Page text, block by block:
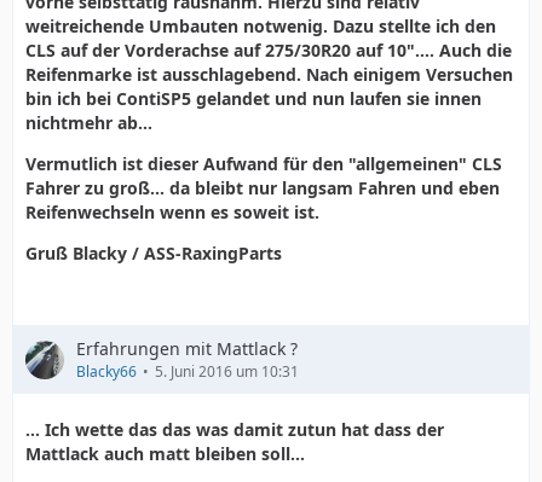
weitreichende Umbauten notwenig. Dazu stellte ich den
CLS auf der Vorderachse auf 275/30R20 auf 10".... Auch die
Reifenmarke ist ausschlagebend. Nach einigem Versuchen
bin ich bei ContiSP5 gelandet und nun laufen sie innen
nichtmehr ab...
Vermutlich ist dieser Aufwand für den "allgemeinen" CLS
Fahrer zu groß... da bleibt nur langsam Fahren und eben
Reifenwechseln wenn es soweit ist.
Gruß Blacky / ASS-RaxingParts
Erfahrungen mit Mattlack ?
Blacky66 5. Juni 2016 um 10:31
... Ich wette das das was damit zutun hat dass der
Mattlack auch matt bleiben soll...